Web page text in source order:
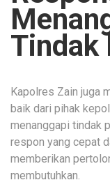
Tindak
Kapolres Zain juga
baik dari pihak
menanggapi tindak
respon yang cepat
memberikan
membutuhkan.